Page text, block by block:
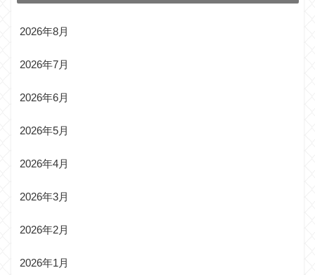
2026年8月
2026年7月
2026年6月
2026年5月
2026年4月
2026年3月
2026年2月
2026年1月